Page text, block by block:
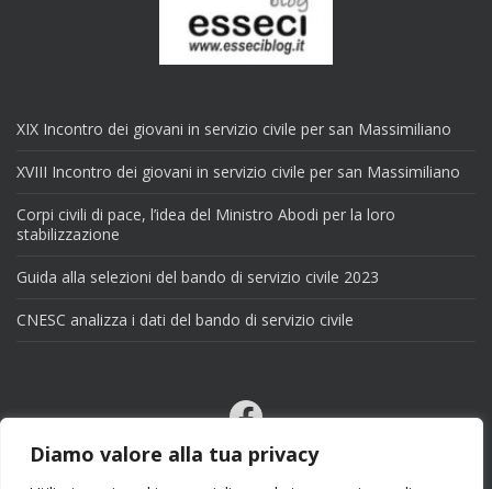
Diamo valore alla tua privacy
XIX Incontro dei giovani in servizio civile per san Massimiliano
XVIII Incontro dei giovani in servizio civile per san Massimiliano
Corpi civili di pace, l’idea del Ministro Abodi per la loro
stabilizzazione
Guida alla selezioni del bando di servizio civile 2023
CNESC analizza i dati del bando di servizio civile
Facebook
Email